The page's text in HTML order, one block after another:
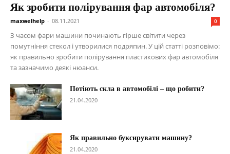
Як зробити полірування фар автомобіля?
maxwelhelp - 08.11.2021 0
З часом фари машини починають гірше світити через
помутніння стекол і утворилися подряпин. У цій статті розповімо:
як правильно зробити полірування пластикових фар автомобіля
та зазначимо деякі нюанси.
Потіють скла в автомобілі – що робити?
21.04.2020
Як правильно буксирувати машину?
21.04.2020